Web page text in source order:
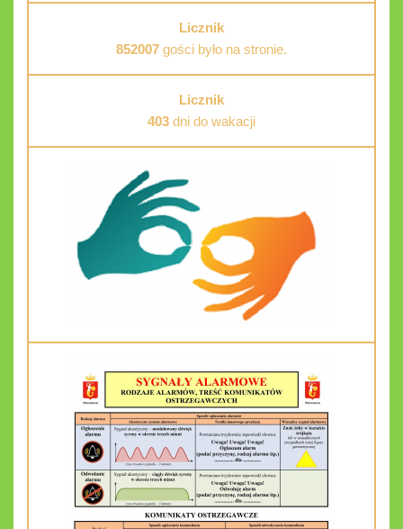
Licznik
852007 gości było na stronie.
Licznik
403 dni do wakacji